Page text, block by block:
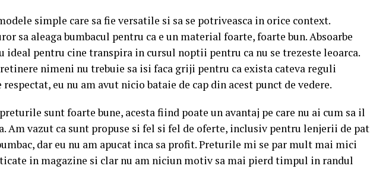
simple care sa fie versatile si sa se potriveasca in orice context.
sa aleaga bumbacul pentru ca e un material foarte, foarte bun. Absoarbe
ideal pentru cine transpira in cursul noptii pentru ca nu se trezeste leoarca.
nimeni nu trebuie sa isi faca griji pentru ca exista cateva reguli
eu nu am avut nicio bataie de cap din acest punct de vedere.
sunt foarte bune, acesta fiind poate un avantaj pe care nu ai cum sa il
Am vazut ca sunt propuse si fel si fel de oferte, inclusiv pentru lenjerii de pat
dar eu nu am apucat inca sa profit. Preturile mi se par mult mai mici
in magazine si clar nu am niciun motiv sa mai pierd timpul in randul